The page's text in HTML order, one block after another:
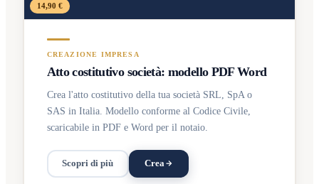
14,90 €
CREAZIONE IMPRESA
Atto costitutivo società: modello PDF Word
Crea l'atto costitutivo della tua società SRL, SpA o
SAS in Italia. Modello conforme al Codice Civile,
scaricabile in PDF e Word per il notaio.
Scopri di più Crea